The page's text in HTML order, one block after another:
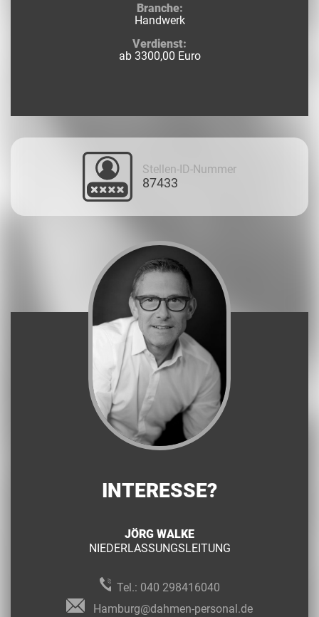
Branche:
Handwerk
Verdienst:
ab 3300,00 Euro
Stellen-ID-Nummer
87433
INTERESSE?
JÖRG WALKE
NIEDERLASSUNGSLEITUNG
Tel.: 040 298416040
Hamburg@dahmen-personal.de